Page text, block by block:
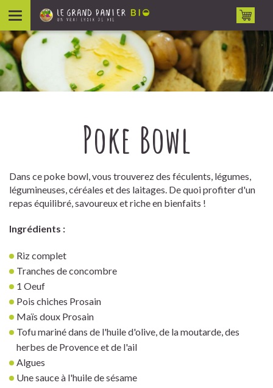
Aller au contenu
Poke Bowl
Dans ce poke bowl, vous trouverez des féculents, légumes,
légumineuses, céréales et des laitages. De quoi profiter d'un
repas équilibré, savoureux et riche en bienfaits !
Ingrédients :
Riz complet
Tranches de concombre
1 Oeuf
Pois chiches Prosain
Maïs doux Prosain
Tofu mariné dans de l'huile d'olive, de la moutarde, des
herbes de Provence et de l'ail
Algues
Une sauce à l'huile de sésame